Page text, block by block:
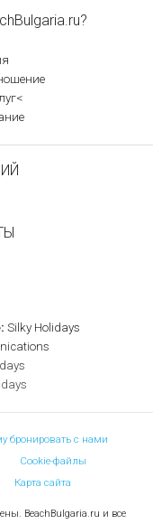
Silky Holidays
бронировать с нами
Cookie-файлы
Карта сайта
BeachBulgaria.ru и все